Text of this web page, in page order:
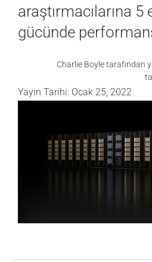
OMNIVERSE
VERİ MERKEZİ
araştırmacılarına 5
gücünde
Charlie Boyletarafından
Yayın Tarihi: Ocak 25, 2022